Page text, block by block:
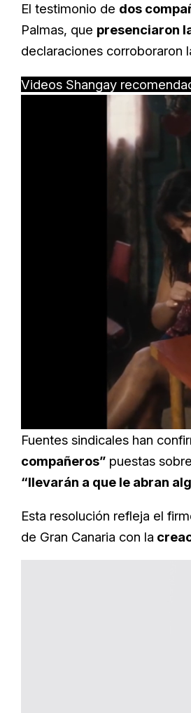
El testimonio de dos
Palmas, que presenciaron
declaraciones corroboraron
Videos Shangay
Fuentes sindicales han
compañeros” puestas
“llevarán a que le abran
Esta resolución refleja el
de Gran Canaria con la